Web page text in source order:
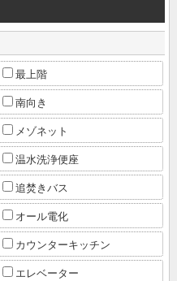
最上階
南向き
メゾネット
温水洗浄便座
追焚きバス
オール電化
カウンターキッチン
エレベーター